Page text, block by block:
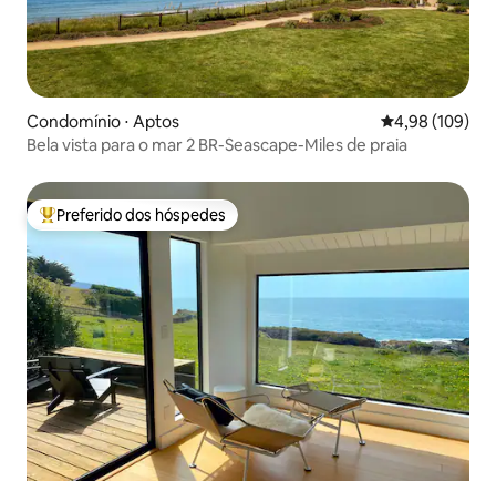
Condomínio ⋅ Aptos 4,98 de uma
4,98 (109)
Bela vista para o mar 2 BR-Seascape-Miles de praia
Entre os melhores preferidos dos hóspedes
Preferido dos hóspedes